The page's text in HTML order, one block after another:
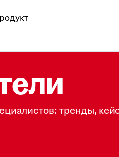
тренды,